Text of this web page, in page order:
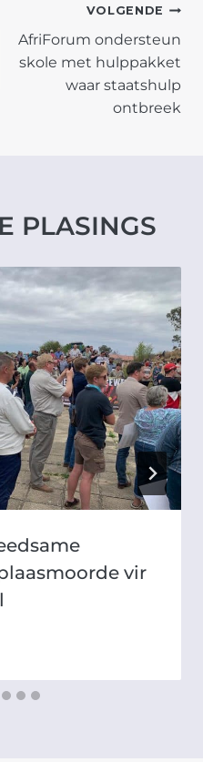
VOLGENDE
AfriForum ondersteun
skole met hulppakket
waar staatshulp
ontbreek
PLASINGS
vir